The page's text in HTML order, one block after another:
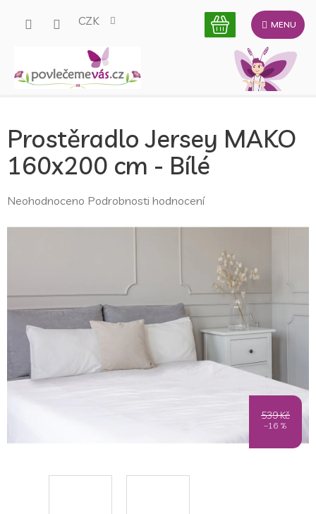
CZK
Prostěradlo Jersey MAKO
160x200 cm - Bílé
Průměrné
produktu
5
hvězdiček.
Neohodnoceno Podrobnosti hodnocení
539 Kč
–16 %